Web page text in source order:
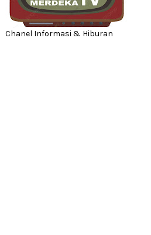
Chanel Informasi & Hiburan